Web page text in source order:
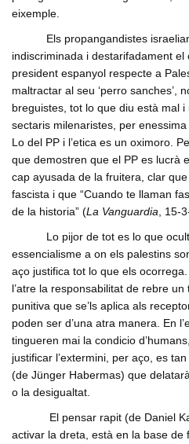
eixemple.
Els propangandistes
indiscriminada i destarifadament
president espanyol respecte a
maltractar al seu ‘perro sanches’,
breguistes, tot lo que diu està mal
sectaris milenaristes, per enessima
Lo del PP i l’etica es un oximoro.
que demostren que el PP es lucrà
cap ayusada de la fruitera, clar
fascista i que “Cuando te llaman
de la historia” (La Vanguardia , 15-
Lo pijor de tot es lo que
essencialisme a on els palestins
aço justifica tot lo que els
l’atre la responsabilitat de rebre
punitiva que se’ls aplica als
poden ser d’una atra manera. En
tingueren mai la condicio
justificar l’extermini, per aço, es
(de Jünger Habermas) que
o la desigualtat.
El pensar rapit (de Daniel
activar la dreta, està en la base de